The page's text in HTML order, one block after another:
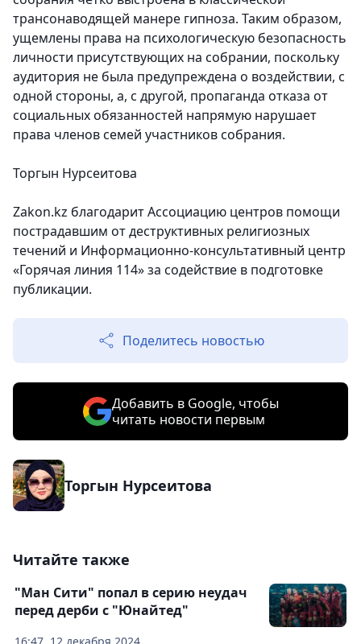
трансонаводящей манере гипноза. Таким образом,
ущемлены права на психологическую безопасность
личности присутствующих на собрании, поскольку
аудитория не была предупреждена о воздействии, с
одной стороны, а, с другой, пропаганда отказа от
социальных обязанностей напрямую нарушает
права членов семей участников собрания.
Торгын Нурсеитова
Zakon.kz благодарит Ассоциацию центров помощи
пострадавшим от деструктивных религиозных
течений и Информационно-консультативный центр
«Горячая линия 114» за содействие в подготовке
публикации.
Поделитесь новостью
Добавить в Google, чтобы
читать новости первым
Торгын Нурсеитова
Читайте также
"Ман Сити" попал в серию неудач
перед дерби с "Юнайтед"